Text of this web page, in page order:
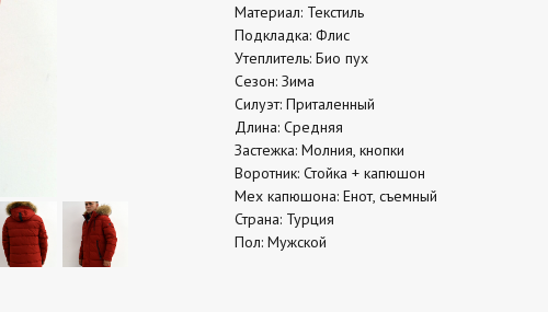
Материал: Текстиль
Подкладка: Флис
Утеплитель: Био пух
Сезон: Зима
Силуэт: Приталенный
Длина: Средняя
Застежка: Молния, кнопки
Воротник: Стойка + капюшон
Мех капюшона: Енот, съемный
Страна: Турция
Пол: Мужской